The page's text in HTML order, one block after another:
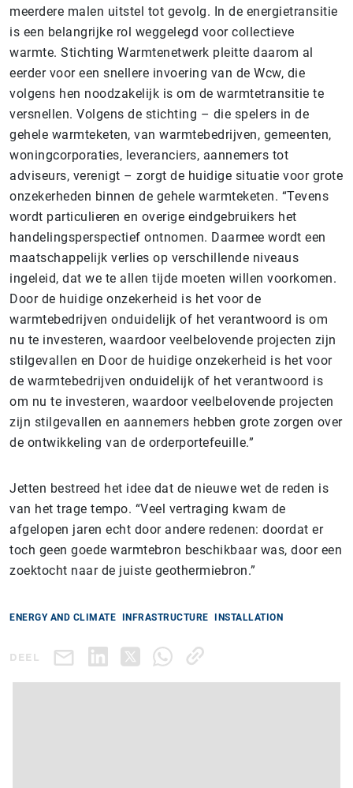
meerdere malen uitstel tot gevolg. In de energietransitie
is een belangrijke rol weggelegd voor collectieve
warmte. Stichting Warmtenetwerk pleitte daarom al
eerder voor een snellere invoering van de Wcw, die
volgens hen noodzakelijk is om de warmtetransitie te
versnellen. Volgens de stichting – die spelers in de
gehele warmteketen, van warmtebedrijven, gemeenten,
woningcorporaties, leveranciers, aannemers tot
adviseurs, verenigt – zorgt de huidige situatie voor grote
onzekerheden binnen de gehele warmteketen. “Tevens
wordt particulieren en overige eindgebruikers het
handelingsperspectief ontnomen. Daarmee wordt een
maatschappelijk verlies op verschillende niveaus
ingeleid, dat we te allen tijde moeten willen voorkomen.
Door de huidige onzekerheid is het voor de
warmtebedrijven onduidelijk of het verantwoord is om
nu te investeren, waardoor veelbelovende projecten zijn
stilgevallen en Door de huidige onzekerheid is het voor
de warmtebedrijven onduidelijk of het verantwoord is
om nu te investeren, waardoor veelbelovende projecten
zijn stilgevallen en aannemers hebben grote zorgen over
de ontwikkeling van de orderportefeuille.”
Jetten bestreed het idee dat de nieuwe wet de reden is
van het trage tempo. “Veel vertraging kwam de
afgelopen jaren echt door andere redenen: doordat er
toch geen goede warmtebron beschikbaar was, door een
zoektocht naar de juiste geothermiebron.”
ENERGY AND CLIMATE INFRASTRUCTURE INSTALLATION
DEEL